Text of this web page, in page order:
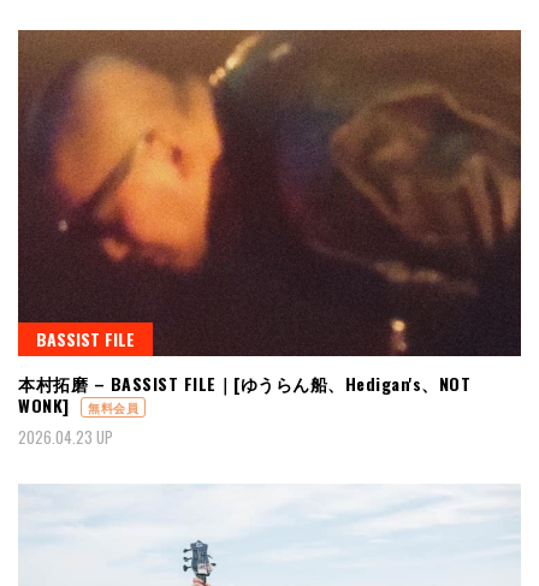
BASSIST FILE
本村拓磨 – BASSIST FILE｜[ゆうらん船、Hedigan's、NOT
WONK]
無料会員
2026.04.23 UP